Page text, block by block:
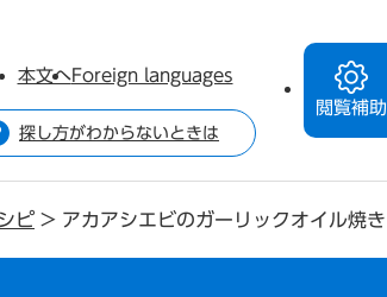
閲覧補助
本文へForeign languages
探し方がわからないときは
ピ > アカアシエビのガーリックオイル焼き